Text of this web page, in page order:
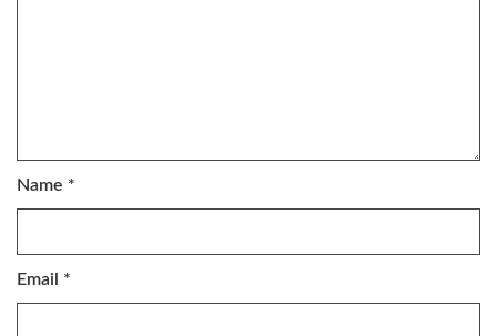
Name *
Email *